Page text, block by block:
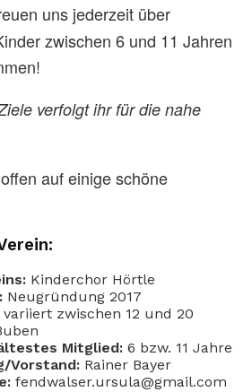
uns jederzeit über
zwischen 6 und 11 Jahren
verfolgt ihr für die nahe
auf einige schöne
Kinderchor Hörtle
Neugründung 2017
variiert zwischen 12 und 20
Mitglied: 6 bzw. 11 Jahre
Vorstand: Rainer Bayer
fendwalser.ursula@gmail.com